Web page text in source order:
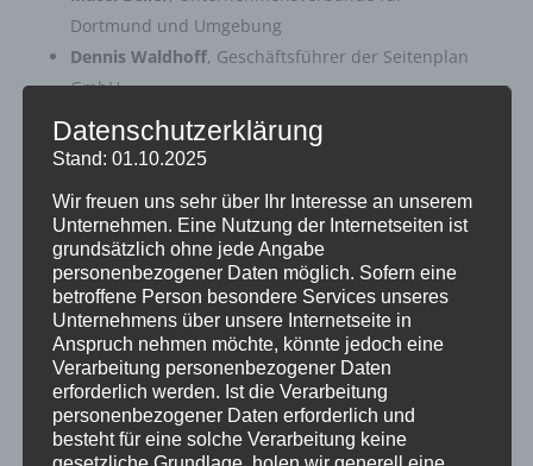
Dortmund und Umgebung
Dennis Waldhoff, Geschäftsführer der Seitenplan
GmbH
Maike Augustin
, Projektmanagerin und
Teamassistentin Fachkräftesicherung
Im Verlauf des Audits hatten unsere Schüler*innen,
Elternvertreterinnen und Lehrkräfte der Studien-
und Berufsorientierung Gelegenheit, Einblicke in
unsere vielfältigen Maßnahmen und Angebote zu
geben – von Praktika über Berufsfelderkundungen
bis hin zu Bewerbungstrainings, Berufsbörse und
individueller Beratung.
Wir bedanken uns herzlich bei der Jury für das
Interesse, die wertschätzenden Rückmeldungen und
Datenschutzerklärung
Stand: 01.10.2025
Wir freuen uns sehr über Ihr Interesse an unserem
Unternehmen. Eine Nutzung der Internetseiten ist
grundsätzlich ohne jede Angabe
personenbezogener Daten möglich. Sofern eine
betroffene Person besondere Services unseres
Unternehmens über unsere Internetseite in
Anspruch nehmen möchte, könnte jedoch eine
Verarbeitung personenbezogener Daten
erforderlich werden. Ist die Verarbeitung
personenbezogener Daten erforderlich und
besteht für eine solche Verarbeitung keine